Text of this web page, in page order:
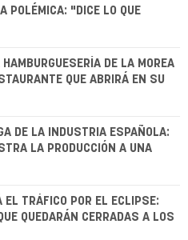
POLÉMICA: "DICE LO QUE
DE LA MOREA
QUE ABRIRÁ EN SU
DE LA INDUSTRIA ESPAÑOLA:
LA PRODUCCIÓN A UNA
EL TRÁFICO POR EL ECLIPSE:
QUEDARÁN CERRADAS A LOS